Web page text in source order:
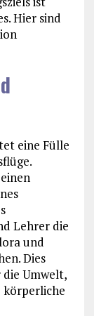
Hier sind
eine Fülle
Lehrer die
und
Dies
Umwelt,
körperliche